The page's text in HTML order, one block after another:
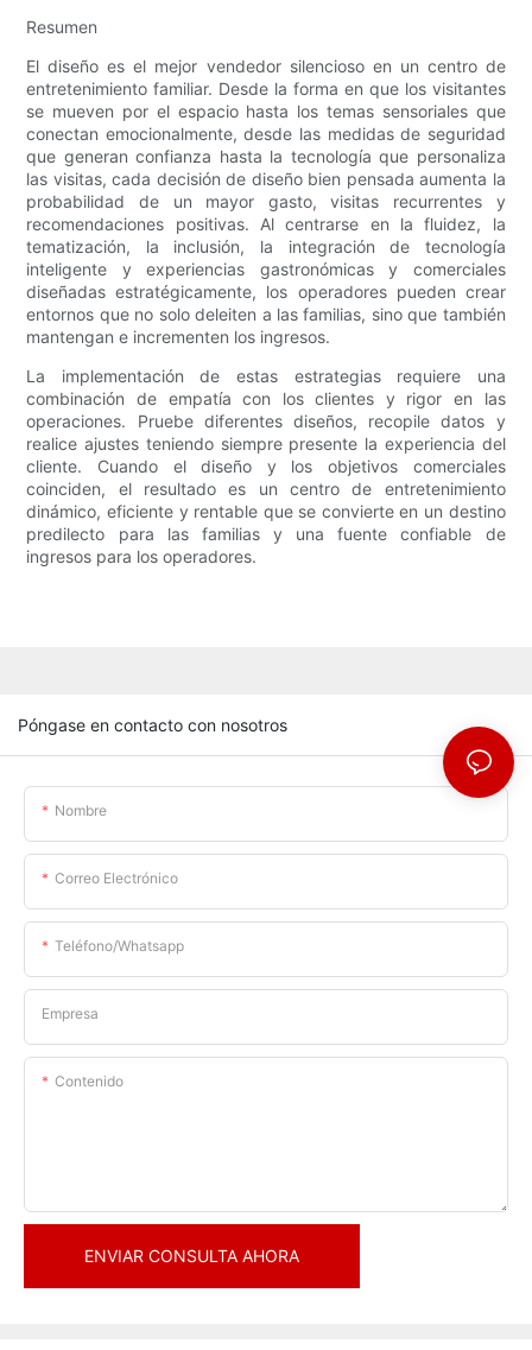
Resumen
El diseño es el mejor vendedor silencioso en un centro de
entretenimiento familiar. Desde la forma en que los visitantes
se mueven por el espacio hasta los temas sensoriales que
conectan emocionalmente, desde las medidas de seguridad
que generan confianza hasta la tecnología que personaliza
las visitas, cada decisión de diseño bien pensada aumenta la
probabilidad de un mayor gasto, visitas recurrentes y
recomendaciones positivas. Al centrarse en la fluidez, la
tematización, la inclusión, la integración de tecnología
inteligente y experiencias gastronómicas y comerciales
diseñadas estratégicamente, los operadores pueden crear
entornos que no solo deleiten a las familias, sino que también
mantengan e incrementen los ingresos.
La implementación de estas estrategias requiere una
combinación de empatía con los clientes y rigor en las
operaciones. Pruebe diferentes diseños, recopile datos y
realice ajustes teniendo siempre presente la experiencia del
cliente. Cuando el diseño y los objetivos comerciales
coinciden, el resultado es un centro de entretenimiento
dinámico, eficiente y rentable que se convierte en un destino
predilecto para las familias y una fuente confiable de
ingresos para los operadores.
Póngase en contacto con nosotros
Nombre
Correo Electrónico
Teléfono/whatsapp
Empresa
Contenido
ENVIAR CONSULTA AHORA